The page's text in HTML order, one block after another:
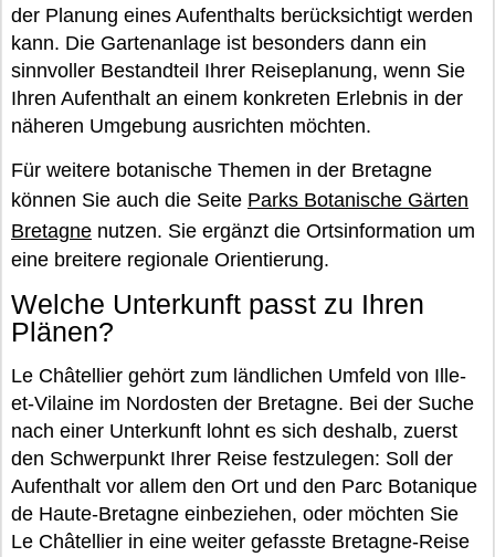
der Planung eines Aufenthalts berücksichtigt werden
kann. Die Gartenanlage ist besonders dann ein
sinnvoller Bestandteil Ihrer Reiseplanung, wenn Sie
Ihren Aufenthalt an einem konkreten Erlebnis in der
näheren Umgebung ausrichten möchten.
Für weitere botanische Themen in der Bretagne
können Sie auch die Seite Parks Botanische Gärten
Bretagne nutzen. Sie ergänzt die Ortsinformation um
eine breitere regionale Orientierung.
Welche Unterkunft passt zu Ihren
Plänen?
Le Châtellier gehört zum ländlichen Umfeld von Ille-
et-Vilaine im Nordosten der Bretagne. Bei der Suche
nach einer Unterkunft lohnt es sich deshalb, zuerst
den Schwerpunkt Ihrer Reise festzulegen: Soll der
Aufenthalt vor allem den Ort und den Parc Botanique
de Haute-Bretagne einbeziehen, oder möchten Sie
Le Châtellier in eine weiter gefasste Bretagne-Reise